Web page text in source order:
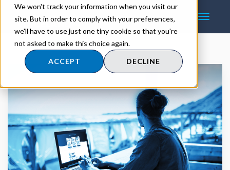
We won't track your information when you visit our
site. But in order to comply with your preferences,
we'll have to use just one tiny cookie so that you're
not asked to make this choice again.
ACCEPT DECLINE